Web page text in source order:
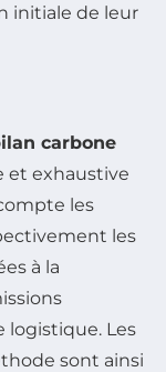
initiale de leur
carbone
et exhaustive
les
les
à la
logistique. Les
sont ainsi